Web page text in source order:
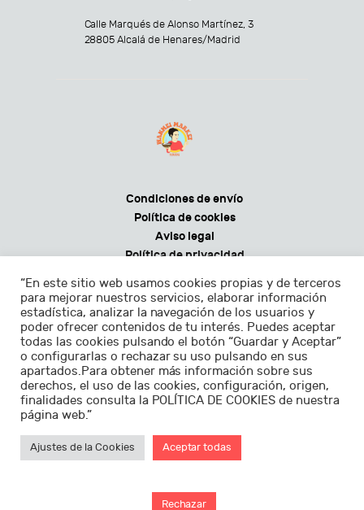
Calle Marqués de Alonso Martínez, 3
28805 Alcalá de Henares/Madrid
Condiciones de envío
Política de cookies
Aviso legal
Política de privacidad
Horarios:
Lunes - sábados de 9.30 a 22.30h
Domingos de 11.00 a 22.30h
Sorti Studio
“En este sitio web usamos cookies propias y de terceros
para mejorar nuestros servicios, elaborar información
estadística, analizar la navegación de los usuarios y
poder ofrecer contenidos de tu interés. Puedes aceptar
todas las cookies pulsando el botón “Guardar y Aceptar”
o configurarlas o rechazar su uso pulsando en sus
apartados.Para obtener más información sobre sus
derechos, el uso de las cookies, configuración, origen,
finalidades consulta la POLÍTICA DE COOKIES de nuestra
página web.”
Ajustes de la Cookies Aceptar todas
Rechazar